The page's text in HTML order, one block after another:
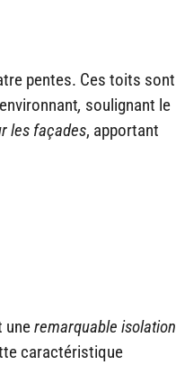
pentes. Ces toits sont
, soulignant le
les façades, apportant
uneremarquable isolation
caractéristique